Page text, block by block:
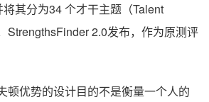
其分为34 个才干主题（Talent
StrengthsFinder 2.0发布，作为原测评
顿优势的设计目的不是衡量一个人的